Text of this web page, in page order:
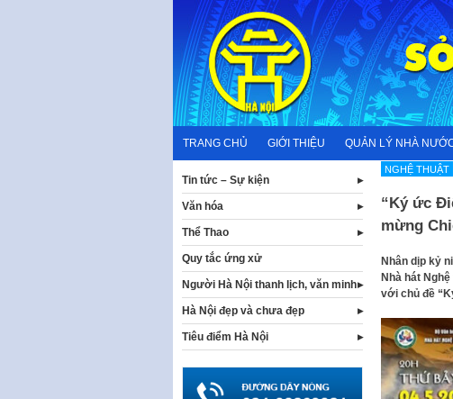
content
TRANG CHỦ GIỚI THIỆU QUẢN LÝ NHÀ
NGHỆ THUẬT
“Ký ức
mừng
Nhân dịp kỷ
Nhà hát
với chủ đề
Tin tức – Sự kiện
Văn hóa
Thể Thao
Quy tắc ứng xử
Người Hà Nội thanh lịch, văn minh
Hà Nội đẹp và chưa đẹp
Tiêu điểm Hà Nội